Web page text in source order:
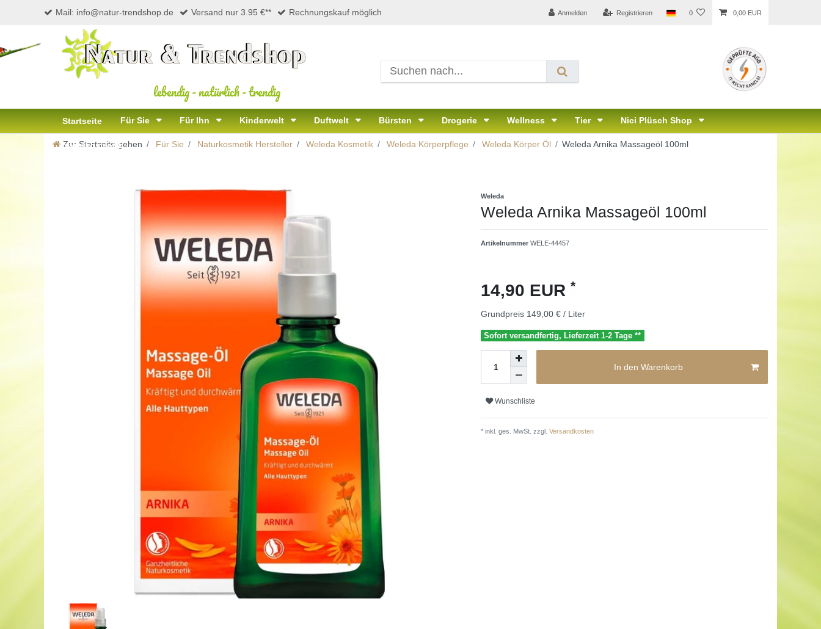
Mail: info@natur-trendshop.de Versand nur 3.95 €** Rechnungskauf möglich Anmelden Registrieren 0 0,00 EUR
lebendig-natürlich-trendig
Startseite Für Sie Für Ihn Kinderwelt Duftwelt Bürsten Drogerie Wellness Tier Nici Plüsch Shop
Naturkosmetik
Zur Startseite gehen Für Sie Naturkosmetik Hersteller Weleda Kosmetik Weleda Körperpflege Weleda Körper Öl Weleda Arnika Massageöl 100ml
Weleda
Weleda Arnika Massageöl 100ml
Artikelnummer WELE-44457
14,90 EUR *
Grundpreis 149,00 € / Liter
Sofort versandfertig, Lieferzeit 1-2 Tage **
In den Warenkorb
Wunschliste
* inkl. ges. MwSt. zzgl. Versandkosten